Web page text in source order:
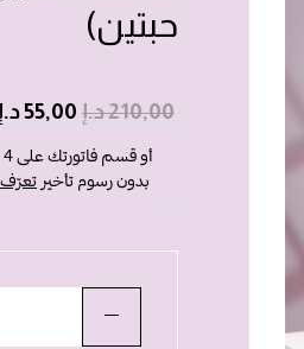
حبتين)
210,00د.إ 55,00د.إ